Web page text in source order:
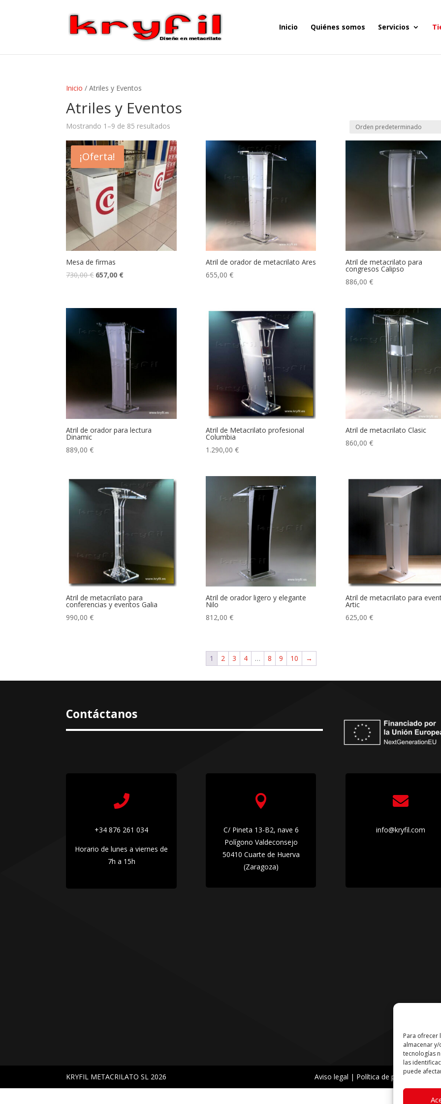
Para ofrecer
almacenar
tecnologías
las
puede
Inicio Quiénes somos Servicios
Inicio / Atriles y Eventos
Atriles y Eventos
Mostrando 1–9 de 85 resultados
¡Oferta!
Mesa de firmas
730,00€ El
era:
657,00 €El
es:
Atril de orador de metacrilato Ares
655,00 €
Atril de metacrilato para
congresos Calipso
886,00 €
Atril de orador para lectura
Dinamic
889,00€
Atril de Metacrilato profesional
Columbia
1.290,00 €
Atril de metacrilato Clasic
860,00 €
Atril de metacrilato para
conferencias y eventos Galia
990,00€
Atril de orador ligero y elegante
Nilo
812,00 €
Atril de metacrilato para
Artic
625,00 €
1 2 3 4 … 8 9 10 →
Contáctanos

+34 876 261 034
Horario de lunes a viernes de
7h a 15h

C/ Pineta 13-B2, nave 6
Polígono Valdeconsejo
50410 Cuarte de Huerva
(Zaragoza)

info@kryfil.com
KRYFIL METACRILATO SL 2026 Aviso legal | Política de privacidad |